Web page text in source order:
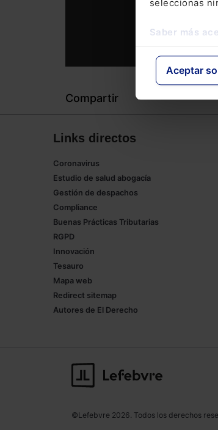
seleccionas
Saber más
Aceptar
Compartir
Links directos
Coronavirus
Estudio de salud abogacía
Gestión de despachos
Compliance
Buenas Prácticas Tributarias
RGPD
Innovación
Tesauro
Mapa web
Redirect sitemap
Autores de El Derecho
©Lefebvre 2026. Todos los derechos